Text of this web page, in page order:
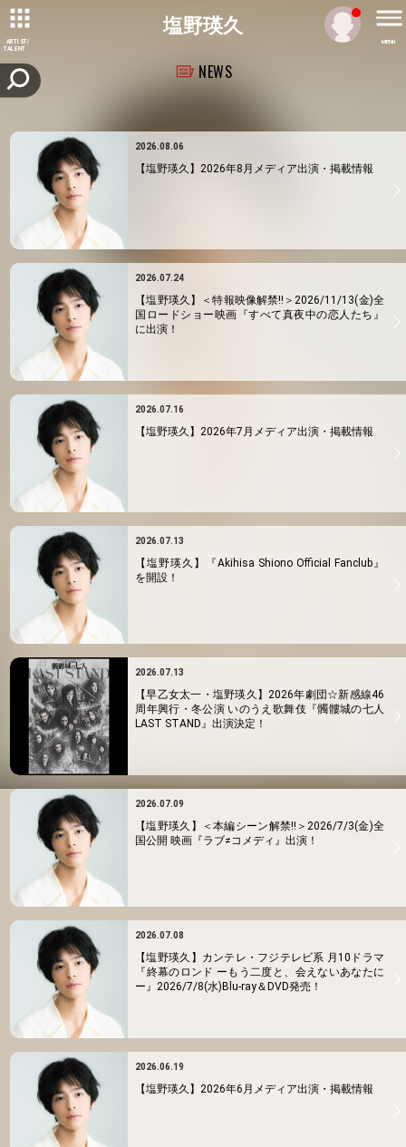
ARTIST/
TALENT
MENU
塩野瑛久
NEWS
2026.08.06
【塩野瑛久】2026年8月メディア出演・掲載情報
2026.07.24
【塩野瑛久】＜特報映像解禁!!＞2026/11/13(金)全
国ロードショー映画『すべて真夜中の恋人たち』
に出演！
2026.07.16
【塩野瑛久】2026年7月メディア出演・掲載情報
2026.07.13
【塩野瑛久】『Akihisa Shiono Official Fanclub』
を開設！
2026.07.13
【早乙女太一・塩野瑛久】2026年劇団☆新感線46
周年興行・冬公演 いのうえ歌舞伎『髑髏城の七人
LAST STAND』出演決定！
2026.07.09
【塩野瑛久】＜本編シーン解禁!!＞2026/7/3(金)全
国公開 映画『ラブ≠コメディ』出演！
2026.07.08
【塩野瑛久】カンテレ・フジテレビ系 月10ドラマ
『終幕のロンド ーもう二度と、会えないあなたに
ー』2026/7/8(水)Blu-ray＆DVD発売！
2026.06.19
【塩野瑛久】2026年6月メディア出演・掲載情報